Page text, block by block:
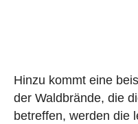
Hinzu kommt eine
der Waldbrände, die
betreffen, werden die